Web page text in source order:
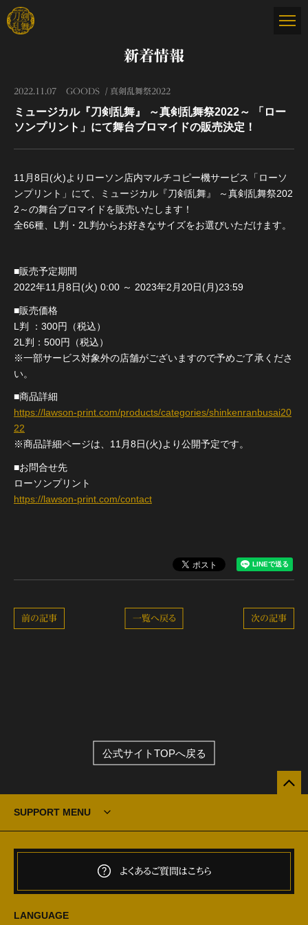
新着情報
2022.11.07 GOODS 真剣乱舞祭2022
ミュージカル『刀剣乱舞』 ～真剣乱舞祭2022～ 「ロー
ソンプリント」にて舞台ブロマイドの販売決定！
11月8日(火)よりローソン店内マルチコピー機サービス「ローソ
ンプリント」にて、ミュージカル『刀剣乱舞』 ～真剣乱舞祭202
2～の舞台ブロマイドを販売いたします！
全66種、L判・2L判からお好きなサイズをお選びいただけます。
■販売予定期間
2022年11月8日(火) 0:00 ～ 2023年2月20日(月)23:59
■販売価格
L判 ：300円（税込）
2L判：500円（税込）
※一部サービス対象外の店舗がございますので予めご了承くださ
い。
■商品詳細
https://lawson-print.com/products/categories/shinkenranbusai20
22
※商品詳細ページは、11月8日(火)より公開予定です。
■お問合せ先
ローソンプリント
https://lawson-print.com/contact
次の記事
一覧へ戻る
前の記事
公式サイトTOPへ戻る
SUPPORT MENU
よくあるご質問はこちら
LANGUAGE